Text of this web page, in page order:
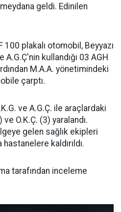
geldi. Edinilen
100 plakalı otomobil, Beyyazı
A.G.Ç'nin kullandığı 03 AGH
M.A.A. yönetimindeki
çarptı.
ve A.G.Ç. ile araçlardaki
ve O.K.Ç. (3) yaralandı.
gelen sağlık ekipleri
kaldırıldı.
tarafından inceleme